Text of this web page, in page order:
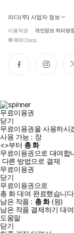
리디(주) 사업자 정보
이용약관 개인정보 처리방침
© RIDI Corp.
페
이
인
스
무료이용권
닫기
무료이용권을 사용하시
사용 가능 : 장
<>부터 총화
무료이용권으로 대여합
다른 방법으로 결제
무료이용권
닫기
무료이용권으로
총 화대여 완료했습니
남은 작품 : 총화(원)
남은 작품 결제하기 대
도움말
닫기